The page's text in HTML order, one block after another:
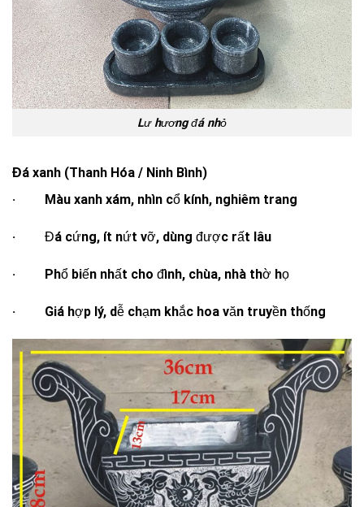
Lư hương đá nhỏ
Đá xanh (Thanh Hóa / Ninh Bình)
· Màu xanh xám, nhìn cổ kính, nghiêm trang
· Đá cứng, ít nứt vỡ, dùng được rất lâu
· Phổ biến nhất cho đình, chùa, nhà thờ họ
· Giá hợp lý, dễ chạm khắc hoa văn truyền thống